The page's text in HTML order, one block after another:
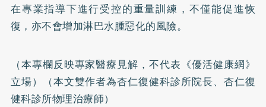
在專業指導下進行受控的重量訓練，不僅能促進恢
復，亦不會增加淋巴水腫惡化的風險。
（本專欄反映專家醫療見解，不代表《優活健康網》
立場）（本文雙作者為杏仁復健科診所院長、杏仁復
健科診所物理治療師）